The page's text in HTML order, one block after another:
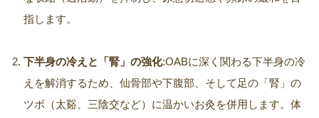
指します。
下半身の冷えと「腎」の強化:OABに深く関わる下半身の冷
えを解消するため、仙骨部や下腹部、そして足の「腎」の
ツボ（太谿、三陰交など）に温かいお灸を併用します。体